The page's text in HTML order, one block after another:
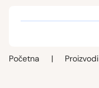
Početna | Proizvodi